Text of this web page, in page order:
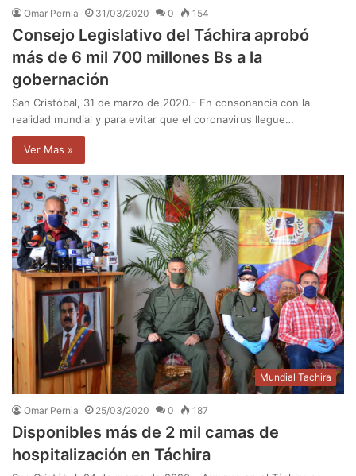
Omar Pernia 31/03/2020 0 154
Consejo Legislativo del Táchira aprobó
más de 6 mil 700 millones Bs a la
gobernación
San Cristóbal, 31 de marzo de 2020.- En consonancia con la
realidad mundial y para evitar que el coronavirus llegue…
Ver Mas »
Mundial Tachira
Omar Pernia 25/03/2020 0 187
Disponibles más de 2 mil camas de
hospitalización en Táchira